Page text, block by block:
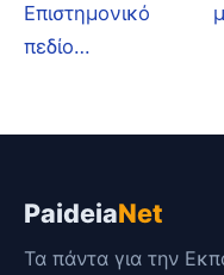
Επιστημονικό
πεδίο…
PaideiaNet
Τα πάντα για την